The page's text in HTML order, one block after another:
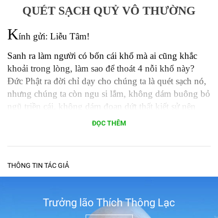
QUÉT SẠCH QUỶ VÔ THƯỜNG
Kính gửi: Liễu Tâm!
Sanh ra làm người có bốn cái khổ mà ai cũng khắc
khoải trong lòng, làm sao để thoát 4 nỗi khổ này?
Đức Phật ra đời chỉ dạy cho chúng ta là quét sạch nó,
nhưng chúng ta còn ngu si lắm, không dám buông bỏ
ngũ triền cái, không dám đoạn dứt thất kiết sử nên
loanh quanh luẩn quẩn trong vòng thương ghét, giận
thoát khỏi nanh vuốt của bọn quỷ vô thường sanh,
Nhìn trước sau, số người theo Thầy tu học mà không
Đại Thừa, Yoga, Thiền Đông Độ, v.v.. để rồi 4 con
quỷ chụp đến thì không biết lấy gì mà đối trị.
ĐỌC THÊM
THÔNG TIN TÁC GIẢ
Trưởng lão Thích Thông Lạc